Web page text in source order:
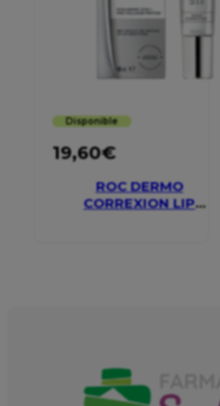
Disponible
19,60€
ROC DERMO
CORREXION LIP